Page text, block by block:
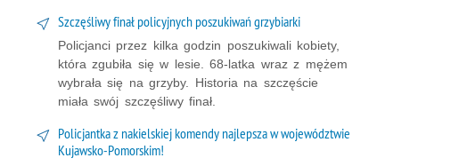
Szczęśliwy finał policyjnych poszukiwań grzybiarki
Policjanci przez kilka godzin poszukiwali kobiety,
która zgubiła się w lesie. 68-latka wraz z mężem
wybrała się na grzyby. Historia na szczęście
miała swój szczęśliwy finał.
Policjantka z nakielskiej komendy najlepsza w województwie
Kujawsko-Pomorskim!